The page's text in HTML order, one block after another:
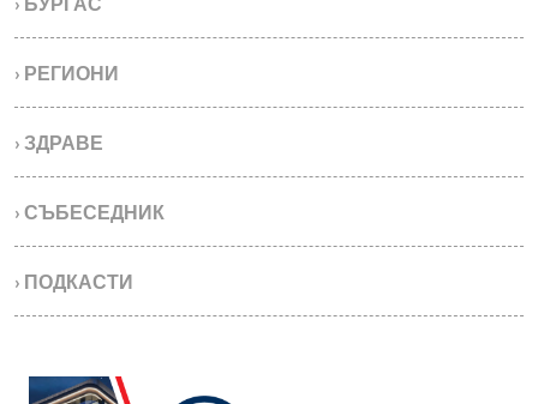
› РЕГИОНИ
› ЗДРАВЕ
› СЪБЕСЕДНИК
› ПОДКАСТИ